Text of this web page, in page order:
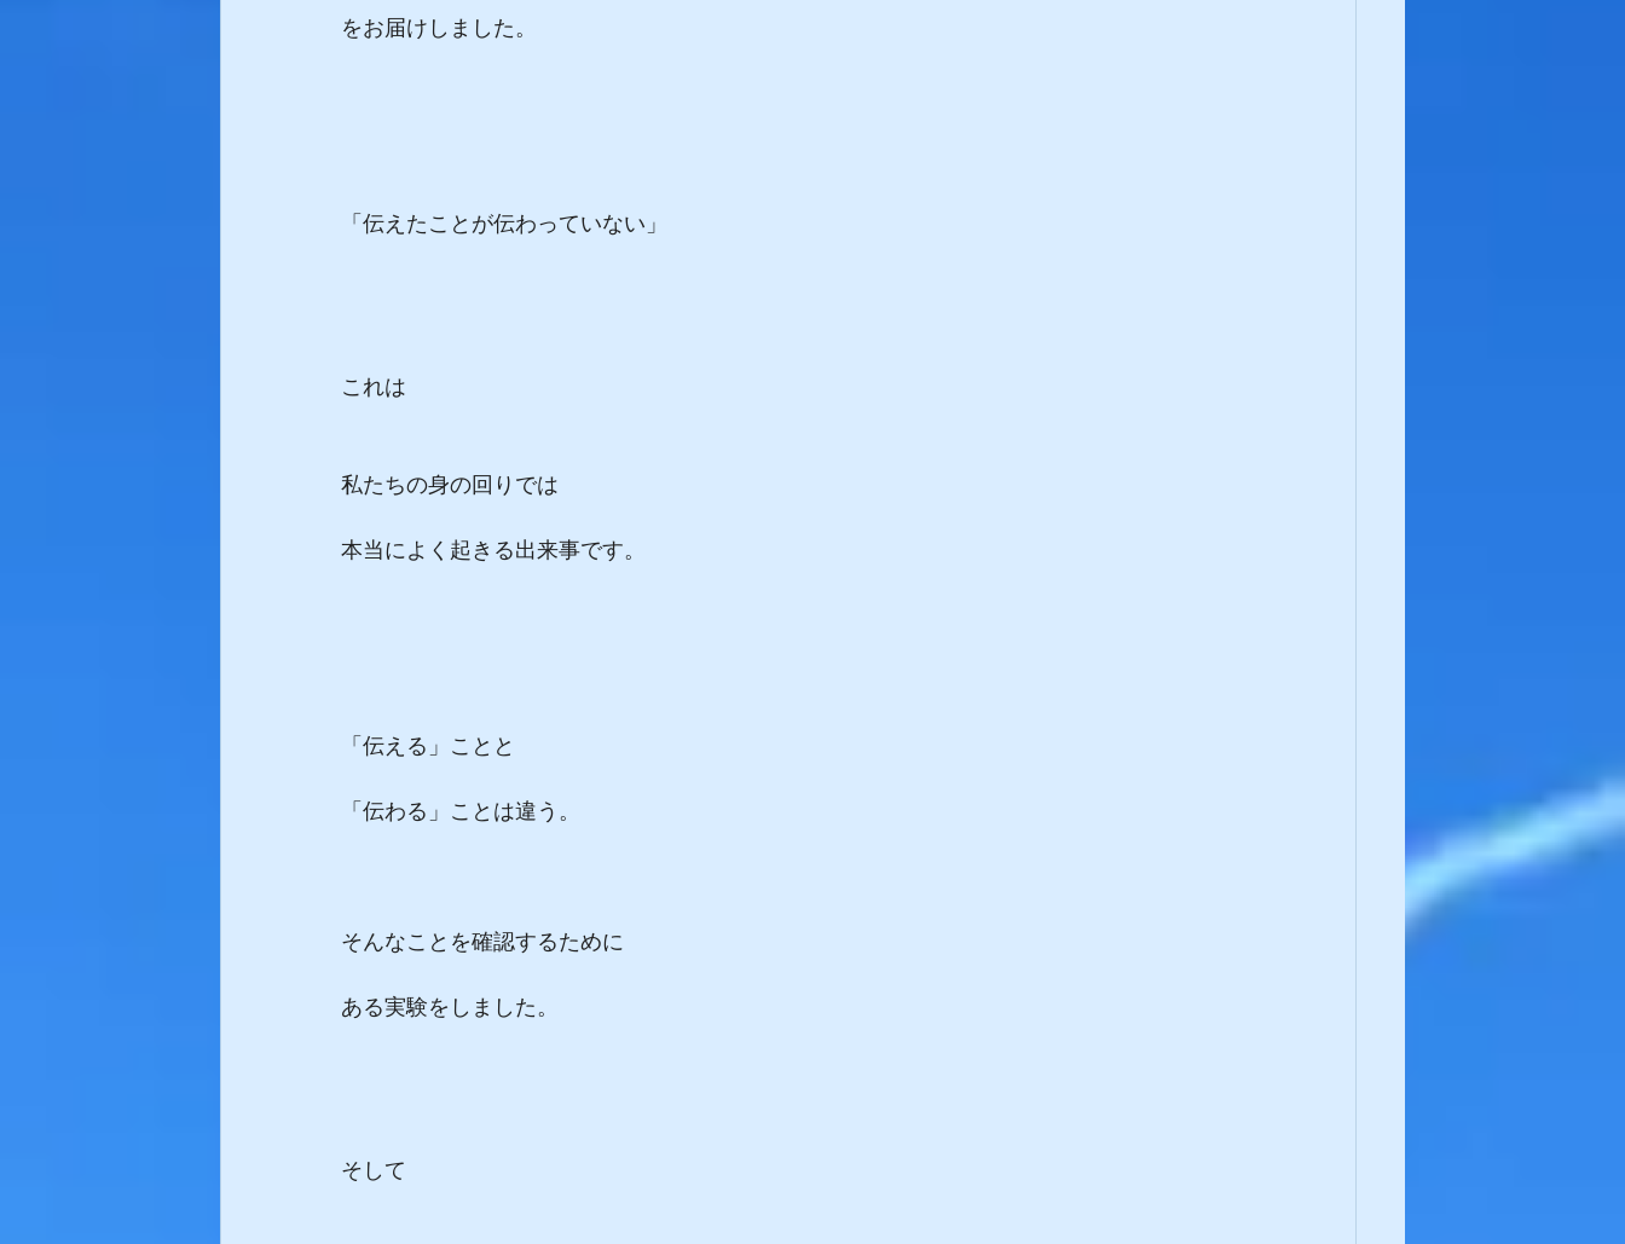
をお届けしました。
「伝えたことが伝わっていない」
これは
私たちの身の回りでは
本当によく起きる出来事です。
「伝える」ことと
「伝わる」ことは違う。
そんなことを確認するために
ある実験をしました。
そして